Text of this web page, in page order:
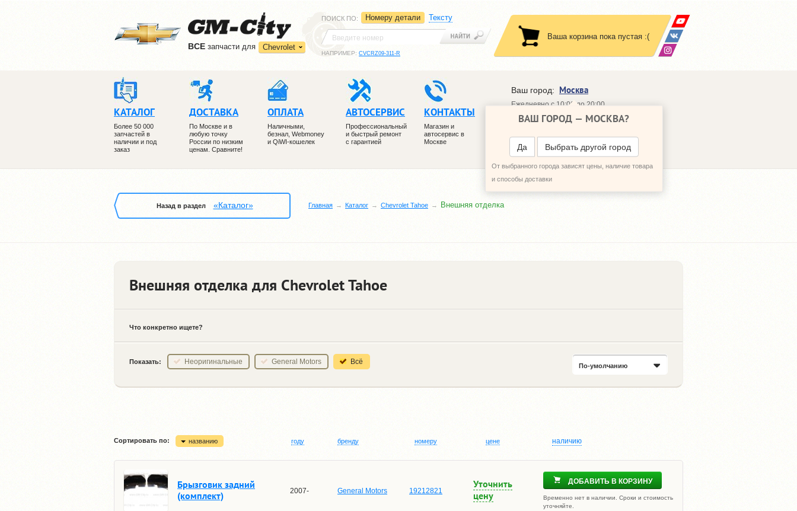
ВCE запчасти для Chevrolet
ПОИСК ПО: Номеру детали Тексту
НАПРИМЕР: CVCRZ09-311-R
Ваша корзина пока пустая :(
КАТАЛОГ
Более 50 000
запчастей в
наличии и под
заказ
ДОСТАВКА
По Москве и в
любую точку
России по низким
ценам. Сравните!
ОПЛАТА
Наличными,
безнал, Webmoney
и QiWI-кошелек
АВТОСЕРВИС
Профессиональный
и быстрый ремонт
с гарантией
КОНТАКТЫ
Магазин и
автосервис в
Москве
Ваш город: Москва
ВАШ ГОРОД — МОСКВА?
Да Выбрать другой город
От выбранного города зависят цены, наличие товара
и способы доставки
Ежедневно с 10:00 до 20:00
+7 (495) 648-64-30
ПЕРЕЗВОНИТЬ МНЕ
Назад в раздел «Каталог» Главная Каталог Chevrolet Tahoe Внешняя отделка
Внешняя отделка для Chevrolet Tahoe
Что конкретно ищете?
Показать: Неоригинальные General Motors Всё По-умолчанию
Сортировать по: названию году бренду номеру цене наличию
Брызговик задний
(комплект)
2007- General Motors 19212821
Уточнить
цену
ДОБАВИТЬ В КОРЗИНУ
Временно нет в наличии. Сроки и стоимость
уточняйте.